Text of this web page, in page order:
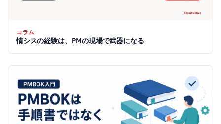
コラム
情シスの経験は、PMの現場で武器になる